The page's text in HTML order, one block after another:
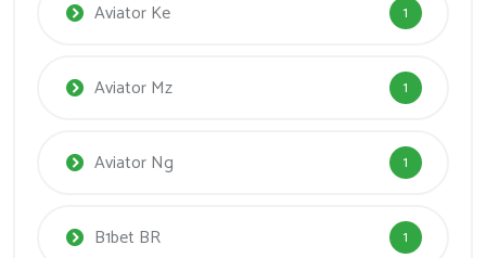
Aviator Ke 1
Aviator Mz 1
Aviator Ng 1
B1bet BR 1